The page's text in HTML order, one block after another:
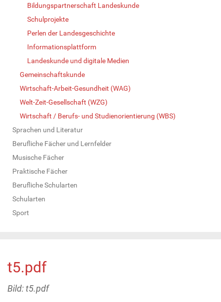
Bildungspartnerschaft Landeskunde
Schulprojekte
Perlen der Landesgeschichte
Informationsplattform
Landeskunde und digitale Medien
Gemeinschaftskunde
Wirtschaft-Arbeit-Gesundheit (WAG)
Welt-Zeit-Gesellschaft (WZG)
Wirtschaft / Berufs- und Studienorientierung (WBS)
Sprachen und Literatur
Berufliche Fächer und Lernfelder
Musische Fächer
Praktische Fächer
Berufliche Schularten
Schularten
Sport
t5.pdf
Bild: t5.pdf